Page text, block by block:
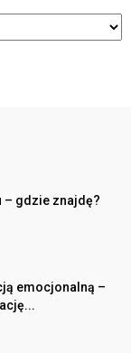
– gdzie znajdę?
emocjonalną –